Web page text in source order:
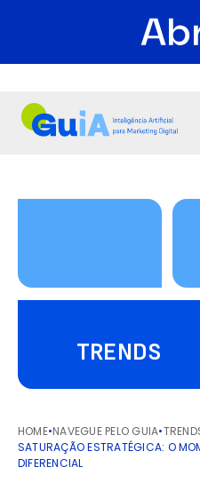
TRENDS
HOME•NAVEGUE PELO GUIA•
SATURAÇÃO ESTRATÉGICA: O
DIFERENCIAL